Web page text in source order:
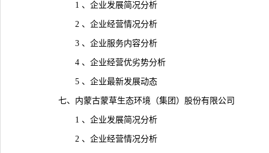
1 、企业发展简况分析
2 、企业经营情况分析
3 、企业服务内容分析
4 、企业经营优劣势分析
5 、企业最新发展动态
七、内蒙古蒙草生态环境（集团）股份有限公司
1 、企业发展简况分析
2 、企业经营情况分析